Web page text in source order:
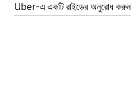
Uber-এ একটি রাইডের অনুরোধ করুন